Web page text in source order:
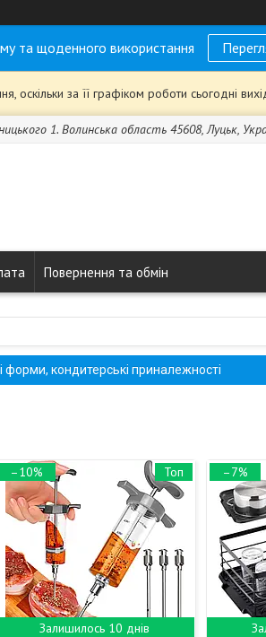
та щоденного використання
за її графіком роботи сьогодні
1. Волинська область 45608, Луцьк,
Повернення та обмін
форми, кондитерські приналежності
–10%
Залишилось 10 днів
Топ –7%